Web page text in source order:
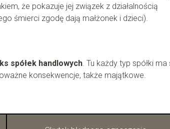
że pokazuje jej związek z działalnością
śmierci zgodę dają małżonek i dzieci).
spółek handlowych . Tu każdy typ spółki
konsekwencje, także majątkowe.